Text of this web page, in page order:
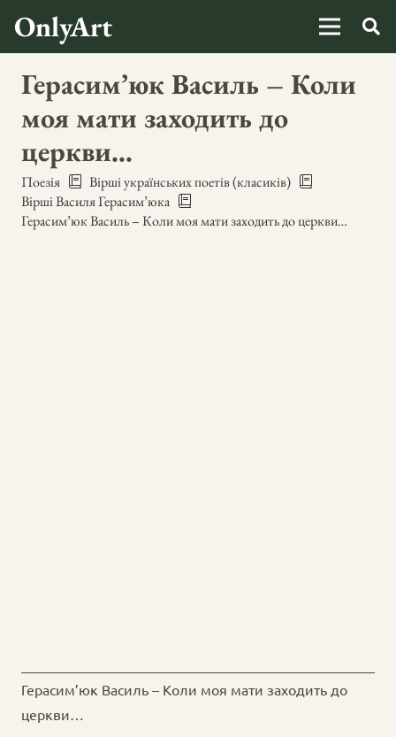
OnlyArt
Герасим’юк Василь – Коли
моя мати заходить до
церкви…
Поезія
Вірші українських поетів (класиків)
Вірші Василя Герасим’юка
Герасим’юк Василь – Коли моя мати заходить до церкви…
Герасим’юк Василь – Коли моя мати заходить до
церкви…